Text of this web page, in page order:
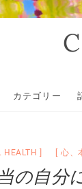
カテゴリー
心、
の自